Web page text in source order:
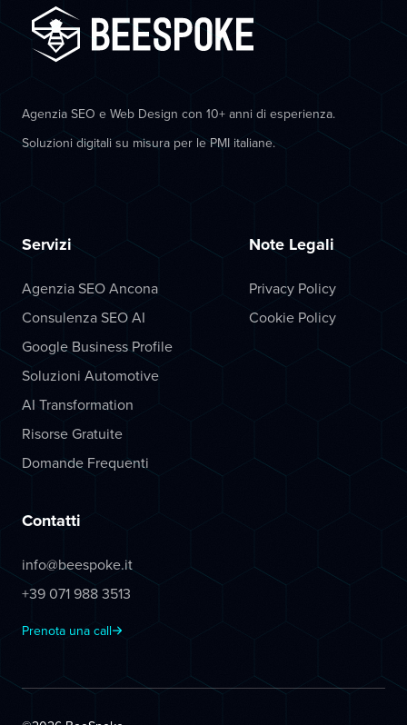
Agenzia SEO e Web Design con 10+ anni di esperienza.
Soluzioni digitali su misura per le PMI italiane.
Servizi
Agenzia SEO Ancona
Consulenza SEO AI
Google Business Profile
Soluzioni Automotive
AI Transformation
Risorse Gratuite
Domande Frequenti
Note Legali
Privacy Policy
Cookie Policy
Contatti
info@beespoke.it
+39 071 988 3513
Prenota una call